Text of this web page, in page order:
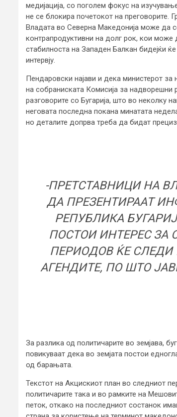
медијација, со поголем фокус на
не се блокира почетокот на преговорите.
Владата во Северна Македонија може да
контрапродуктивни на долг рок, кои може
стабилноста на Западен Балкан бидејќи
интервју.
Пендаровски најави и дека министерот
на собраниската Комисија за надворешни
разговорите со Бугарија, што во неколку
неговата последна покана минатата
но деталите допрва треба да бидат
-ПРЕТСТАВНИЦИ НА
ДА ПРЕЗЕНТИРААТ
РЕПУБЛИКА
ПОСТОИ ИНТЕРЕС ЗА
ПЕРИОДОВ ЌЕ
АГЕНДИТЕ, ПО ШТО
За разлика од политичарите во земјава,
повикуваат дека во земјата постои
од барањата.
Текстот на Акцискиот план во следниот
политичарите така и во рамките на
петок, откако на последниот состанок